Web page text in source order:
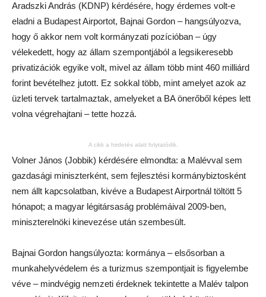
Aradszki András (KDNP) kérdésére, hogy érdemes volt-e
eladni a Budapest Airportot, Bajnai Gordon – hangsúlyozva,
hogy ő akkor nem volt kormányzati pozícióban – úgy
vélekedett, hogy az állam szempontjából a legsikeresebb
privatizációk egyike volt, mivel az állam több mint 460 milliárd
forint bevételhez jutott. Ez sokkal több, mint amelyet azok az
üzleti tervek tartalmaztak, amelyeket a BA önerőből képes lett
volna végrehajtani – tette hozzá.
A cikk a hirdetés alatt folytatódik.
Volner János (Jobbik) kérdésére elmondta: a Malévval sem
gazdasági miniszterként, sem fejlesztési kormánybiztosként
nem állt kapcsolatban, kivéve a Budapest Airportnál töltött 5
hónapot; a magyar légitársaság problémáival 2009-ben,
miniszterelnöki kinevezése után szembesült.
Bajnai Gordon hangsúlyozta: kormánya – elsősorban a
munkahelyvédelem és a turizmus szempontjait is figyelembe
véve – mindvégig nemzeti érdeknek tekintette a Malév talpon